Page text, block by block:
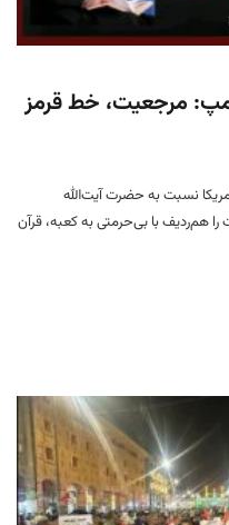
مرجعیت، خط قرمز
نسبت به حضرت آیت‌الله
هم‌ردیف با بی‌حرمتی به کعبه، قرآن